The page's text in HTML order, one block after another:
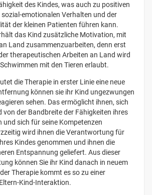
des Kindes, was auch zu positiven
emotionalen Verhalten und der
der kleinen Patienten führen kann.
das Kind zusätzliche Motivation, mit
Land zusammenzuarbeiten, denn erst
therapeutischen Arbeiten an Land wird
mit den Tieren erlaubt.
die Therapie in erster Linie eine neue
können sie ihr Kind ungezwungen
sehen. Das ermöglicht ihnen, sich
von der Bandbreite der Fähigkeiten ihres
und sich für seine Kompetenzen
wird ihnen die Verantwortung für
Kindes genommen und ihnen die
Entspannung geliefert. Aus dieser
können Sie ihr Kind danach in neuem
Therapie kommt es so zu einer
Kind-Interaktion.